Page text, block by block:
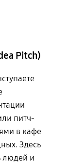
Pitch)
питч-
в кафе
. Здесь
людей и